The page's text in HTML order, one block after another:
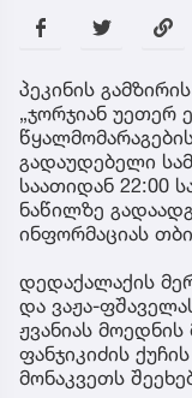
პეკინის
„ჯორჯიან უეთერ
გადაუდებელი
საათიდან 22:00
ნაწილზე
ინფორმაციას
დედაქალაქის
და ვაჟა-
ჟვანიას
ფანჯიკიძის
მონაკვეთს